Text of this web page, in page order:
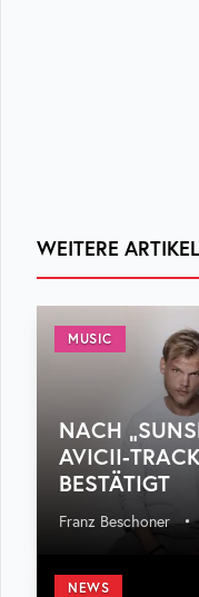
WEITERE ARTIKEL
MUSIC
NACH
AVICII-
BESTÄTIGT
Franz Beschoner •
NEWS